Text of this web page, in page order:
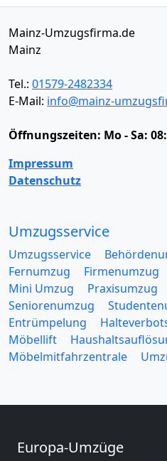
Mainz-Umzugsfirma.de
Mainz
Tel.: 01579-2482334
E-Mail: info@mainz-
Öffnungszeiten: Mo - Sa:
Impressum
Datenschutz
Umzugsservice
Umzugsservice
Fernumzug
Firmenumzug
Mini Umzug
Praxisumzug
Seniorenumzug
Entrümpelung
Möbellift
Möbelmitfahrzentrale
Europa-Umzüge